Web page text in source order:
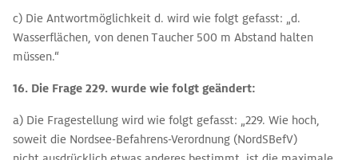
c) Die Antwortmöglichkeit d. wird wie folgt gefasst: „d.
Wasserflächen, von denen Taucher 500 m Abstand halten
müssen.“
16. Die Frage 229. wurde wie folgt geändert:
a) Die Fragestellung wird wie folgt gefasst: „229. Wie hoch,
soweit die Nordsee-Befahrens-Verordnung (NordSBefV)